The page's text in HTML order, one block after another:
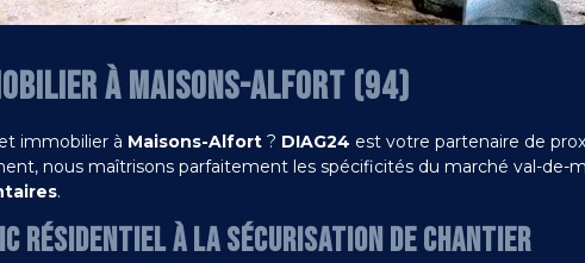
À MAISONS-ALFORT (94)
immobilier à Maisons-Alfort ? DIAG24 est votre partenaire de
nous maîtrisons parfaitement les spécificités du marché val-de-
.
RÉSIDENTIEL À LA SÉCURISATION DE CHANTIER